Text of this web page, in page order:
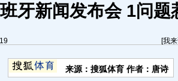
牙新闻发布会 1问题
[我
来源：搜狐体育 作者：唐诗